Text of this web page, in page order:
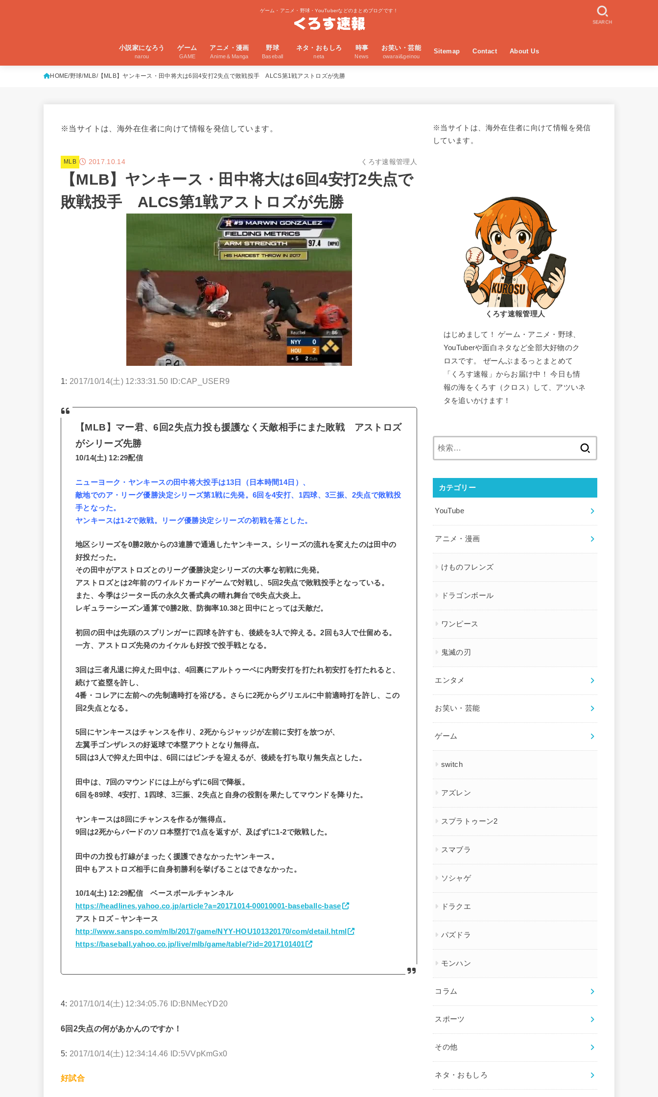
ゲーム・アニメ・野球・YouTuberなどのまとめブログです！
小説家になろう
narou
ゲーム
GAME
アニメ・漫画
Anime＆Manga
野球
Baseball
ネタ・おもしろ
neta
時事
News
お笑い・芸能
owarai&geinou
Sitemap Contact About Us
SEARCH
HOME 野球 MLB 【MLB】ヤンキース・田中将大は6回4安打2失点で敗戦投手 ALCS第1戦アストロズが先勝
※当サイトは、海外在住者に向けて情報を発信しています。
MLB 2017.10.14 くろす速報管理人
【MLB】ヤンキース・田中将大は6回4安打2失点で
敗戦投手 ALCS第1戦アストロズが先勝
1: 2017/10/14(土) 12:33:31.50 ID:CAP_USER9
【MLB】マー君、6回2失点力投も援護なく天敵相手にまた敗戦 アストロズ
がシリーズ先勝
10/14(土) 12:29配信
ニューヨーク・ヤンキースの田中将大投手は13日（日本時間14日）、
敵地でのア・リーグ優勝決定シリーズ第1戦に先発。6回を4安打、1四球、3三振、2失点で敗戦投
手となった。
ヤンキースは1-2で敗戦。リーグ優勝決定シリーズの初戦を落とした。
地区シリーズを0勝2敗からの3連勝で通過したヤンキース。シリーズの流れを変えたのは田中の
好投だった。
その田中がアストロズとのリーグ優勝決定シリーズの大事な初戦に先発。
アストロズとは2年前のワイルドカードゲームで対戦し、5回2失点で敗戦投手となっている。
また、今季はジーター氏の永久欠番式典の晴れ舞台で8失点大炎上。
レギュラーシーズン通算で0勝2敗、防御率10.38と田中にとっては天敵だ。
初回の田中は先頭のスプリンガーに四球を許すも、後続を3人で抑える。2回も3人で仕留める。
一方、アストロズ先発のカイケルも好投で投手戦となる。
3回は三者凡退に抑えた田中は、4回裏にアルトゥーベに内野安打を打たれ初安打を打たれると、
続けて盗塁を許し、
4番・コレアに左前への先制適時打を浴びる。さらに2死からグリエルに中前適時打を許し、この
回2失点となる。
5回にヤンキースはチャンスを作り、2死からジャッジが左前に安打を放つが、
左翼手ゴンザレスの好返球で本塁アウトとなり無得点。
5回は3人で抑えた田中は、6回にはピンチを迎えるが、後続を打ち取り無失点とした。
田中は、7回のマウンドには上がらずに6回で降板。
6回を89球、4安打、1四球、3三振、2失点と自身の役割を果たしてマウンドを降りた。
ヤンキースは8回にチャンスを作るが無得点。
9回は2死からバードのソロ本塁打で1点を返すが、及ばずに1-2で敗戦した。
田中の力投も打線がまったく援護できなかったヤンキース。
田中もアストロズ相手に自身初勝利を挙げることはできなかった。
10/14(土) 12:29配信 ベースボールチャンネル
https://headlines.yahoo.co.jp/article?a=20171014-00010001-baseballc-base
アストロズ－ヤンキース
http://www.sanspo.com/mlb/2017/game/NYY-HOU101320170/com/detail.html
https://baseball.yahoo.co.jp/live/mlb/game/table/?id=2017101401
4: 2017/10/14(土) 12:34:05.76 ID:BNMecYD20
6回2失点の何があかんのですか！
5: 2017/10/14(土) 12:34:14.46 ID:5VVpKmGx0
好試合
※当サイトは、海外在住者に向けて情報を発信
しています。
くろす速報管理人
はじめまして！ ゲーム・アニメ・野球、
YouTuberや面白ネタなど全部大好物のク
ロスです。 ぜーんぶまるっとまとめて
「くろす速報」からお届け中！ 今日も情
報の海をくろす（クロス）して、アツいネ
タを追いかけます！
カテゴリー
YouTube
アニメ・漫画
けものフレンズ
ドラゴンボール
ワンピース
鬼滅の刃
エンタメ
お笑い・芸能
ゲーム
switch
アズレン
スプラトゥーン2
スマブラ
ソシャゲ
ドラクエ
パズドラ
モンハン
コラム
スポーツ
その他
ネタ・おもしろ